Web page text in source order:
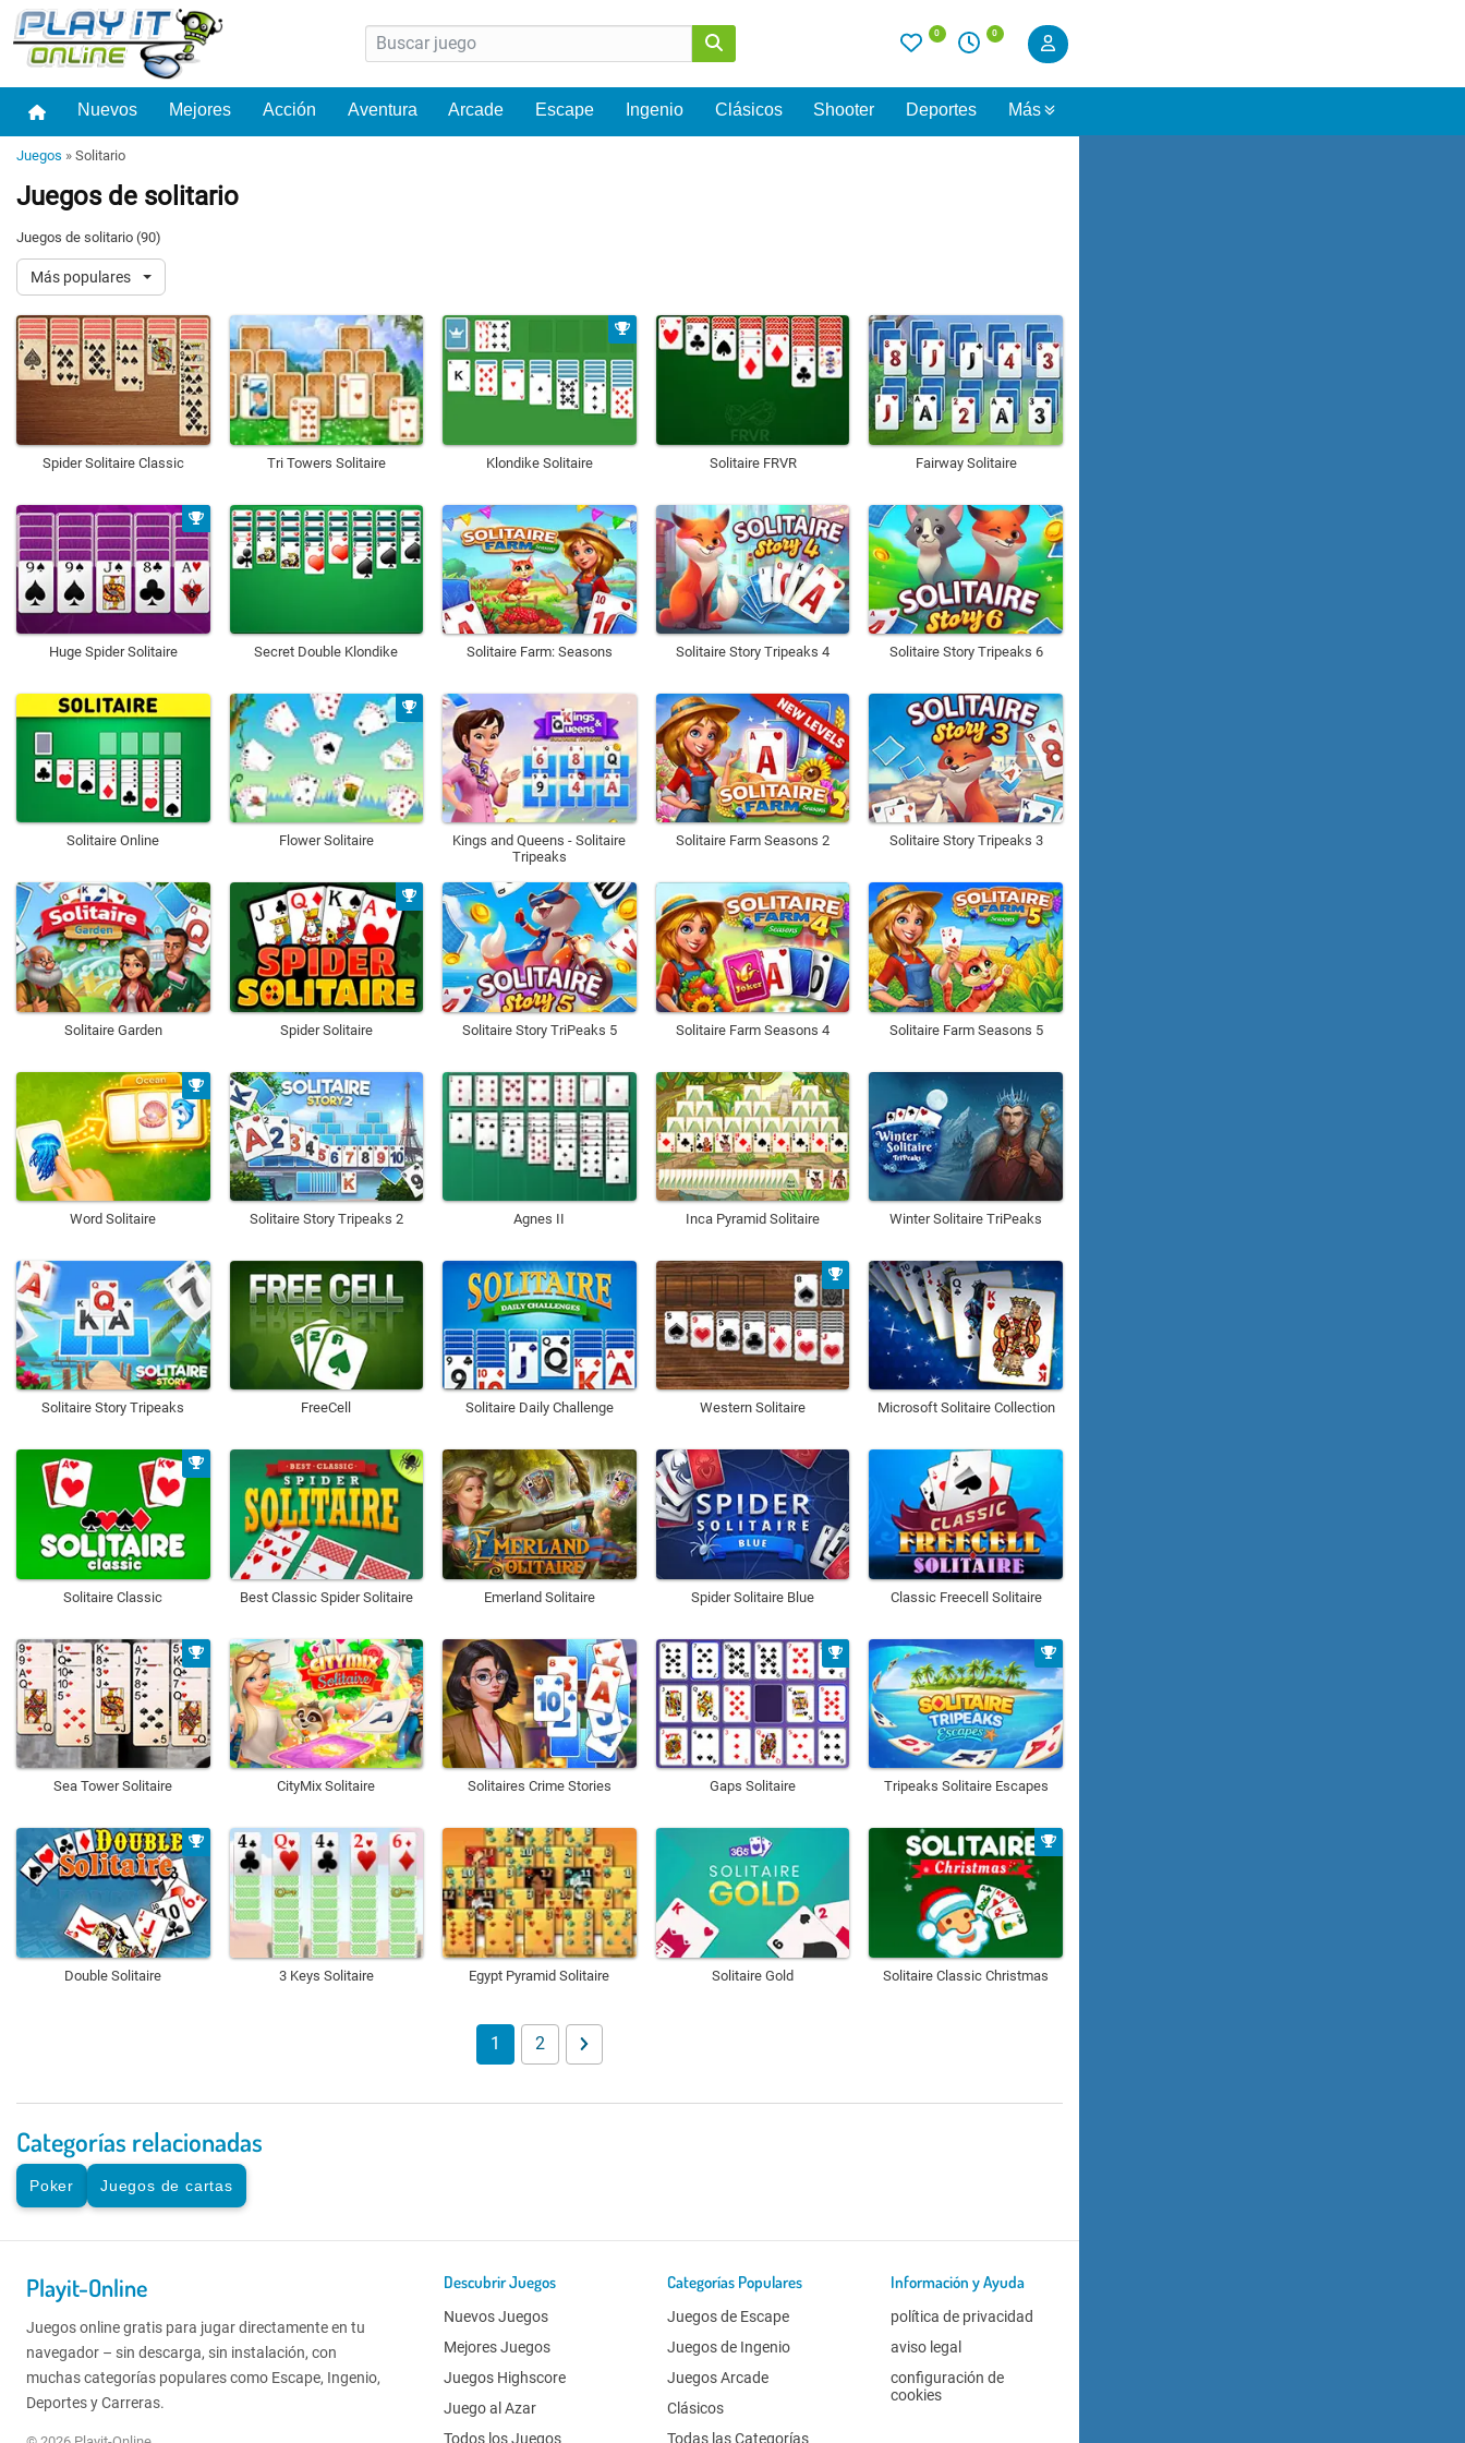
0 0
Nuevos Mejores Acción Aventura Arcade Escape Ingenio Clásicos Shooter Deportes Más
Juegos » Solitario
Juegos de solitario
Juegos de solitario (90)
Más populares
Spider Solitaire Classic Tri Towers Solitaire Klondike Solitaire Solitaire FRVR Fairway Solitaire
Huge Spider Solitaire Secret Double Klondike Solitaire Farm: Seasons Solitaire Story Tripeaks 4 Solitaire Story Tripeaks 6
Solitaire Online Flower Solitaire
Kings and Queens - Solitaire
Tripeaks
Solitaire Farm Seasons 2 Solitaire Story Tripeaks 3
Solitaire Garden Spider Solitaire Solitaire Story TriPeaks 5 Solitaire Farm Seasons 4 Solitaire Farm Seasons 5
Word Solitaire Solitaire Story Tripeaks 2 Agnes II Inca Pyramid Solitaire Winter Solitaire TriPeaks
Solitaire Story Tripeaks FreeCell Solitaire Daily Challenge Western Solitaire Microsoft Solitaire Collection
Solitaire Classic Best Classic Spider Solitaire Emerland Solitaire Spider Solitaire Blue Classic Freecell Solitaire
Sea Tower Solitaire CityMix Solitaire Solitaires Crime Stories Gaps Solitaire Tripeaks Solitaire Escapes
Double Solitaire 3 Keys Solitaire Egypt Pyramid Solitaire Solitaire Gold Solitaire Classic Christmas
1 2
Categorías relacionadas
Poker Juegos de cartas
Playit-Online
Juegos online gratis para jugar directamente en tu
navegador – sin descarga, sin instalación, con
muchas categorías populares como Escape, Ingenio,
Deportes y Carreras.
Descubrir Juegos
Nuevos Juegos
Mejores Juegos
Juegos Highscore
Juego al Azar
Todos los Juegos
Categorías Populares
Juegos de Escape
Juegos de Ingenio
Juegos Arcade
Clásicos
Todas las Categorías
Información y Ayuda
política de privacidad
aviso legal
configuración de
cookies